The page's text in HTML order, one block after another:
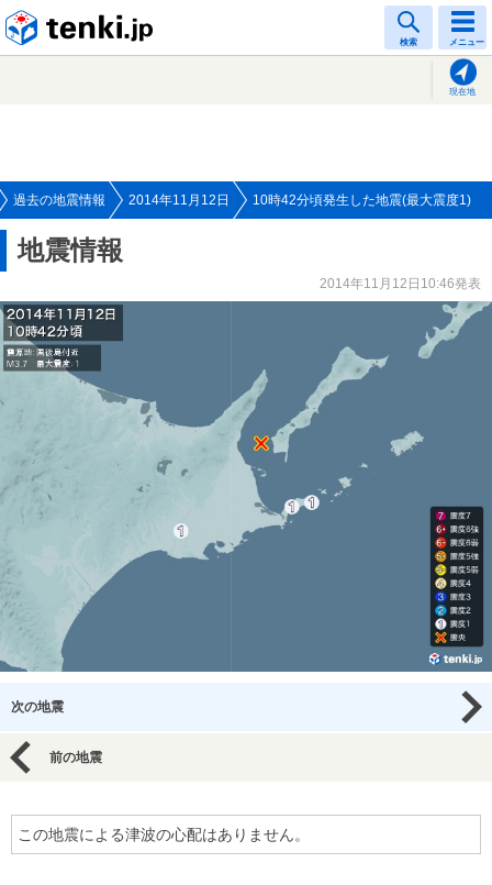
検索 メニュー
現在地
過去の地震情報 2014年11月12日 10時42分頃発生した地震(最大震度1)
地震情報
2014年11月12日10:46発表
次の地震
前の地震
この地震による津波の心配はありません。